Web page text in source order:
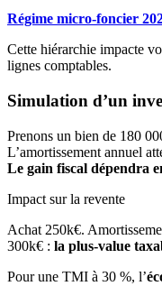
Régime micro-foncier
Cette hiérarchie impacte
lignes comptables.
Simulation d’un
Prenons un bien de 180
L’amortissement annuel
Le gain fiscal dépendra
Impact sur la revente
Achat 250k€.
300k€ : la plus-value
Pour une TMI à 30 %, l’